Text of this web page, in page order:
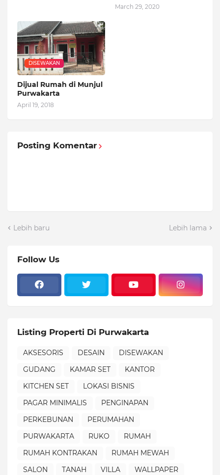
March 29, 2020
DISEWAKAN
Dijual Rumah di Munjul
Purwakarta
April 19, 2018
Posting Komentar
Lebih baru Lebih lama
Follow Us
Listing Properti Di Purwakarta
AKSESORIS DESAIN
DISEWAKAN
GUDANG
KAMAR SET
KANTOR
KITCHEN SET
LOKASI BISNIS
PAGAR MINIMALIS
PENGINAPAN
PERKEBUNAN
PERUMAHAN
PURWAKARTA
RUKO
RUMAH
RUMAH KONTRAKAN
RUMAH MEWAH
SALON
TANAH VILLA WALLPAPER